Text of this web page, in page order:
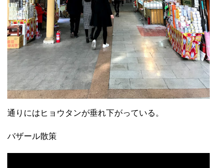
通りにはヒョウタンが垂れ下がっている。
バザール散策